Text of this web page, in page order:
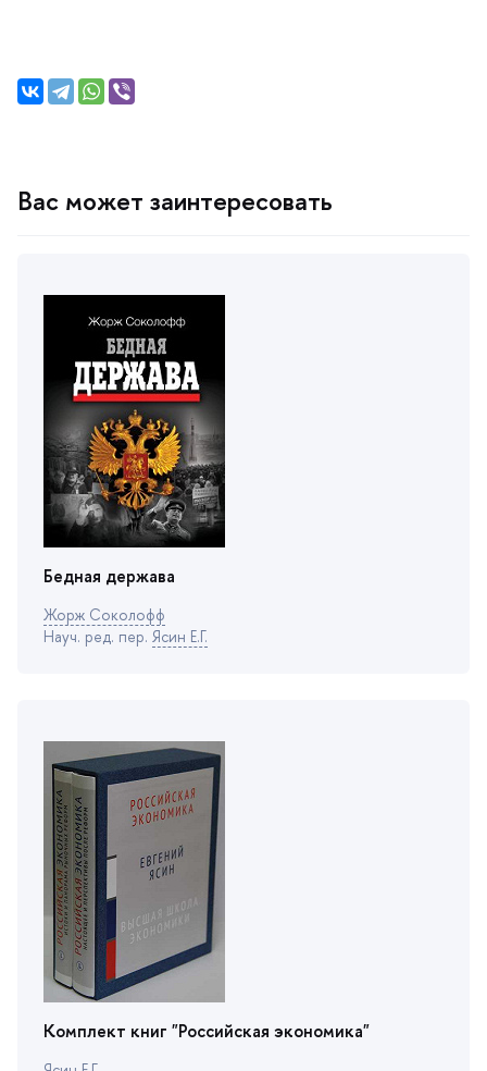
ас может заинтересовать
Бедная держава
Жорж Соколофф
Науч. ред. пер. Ясин Е.Г.
Комплект книг "Российская экономика"